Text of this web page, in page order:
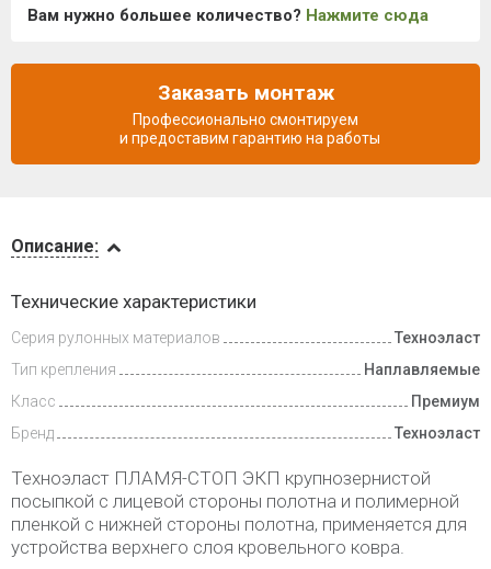
и оплата
Описание:
Технические характеристики
Серия рулонных материалов
Техноэласт
Тип крепления
Наплавляемые
Класс
Премиум
Бренд
Техноэласт
Техноэласт ПЛАМЯ-СТОП ЭКП крупнозернистой
посыпкой с лицевой стороны полотна и полимерной
пленкой с нижней стороны полотна, применяется для
устройства верхнего слоя кровельного ковра.
Вам нужно большее количество? Нажмите сюда
Заказать монтаж
Профессионально смонтируем
и предоставим гарантию на работы